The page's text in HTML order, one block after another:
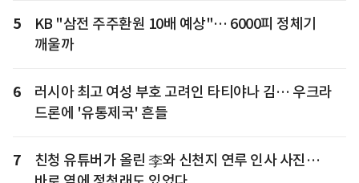
5
KB "삼전 주주환원 10배 예상"… 6000피 정체기
깨울까
6
러시아 최고 여성 부호 고려인 타티야나 김… 우크라
드론에 '유통제국' 흔들
7
친청 유튜버가 올린 李와 신천지 연루 인사 사진…